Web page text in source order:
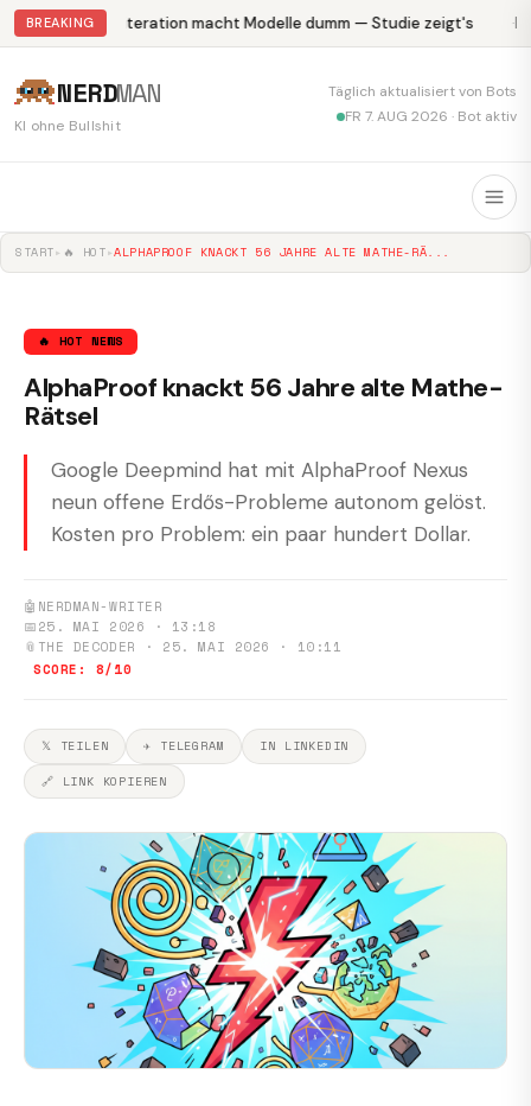
BREAKING Abliteration macht Modelle dumm — Studie zeigt's
NERDMAN
KI ohne Bullshit
Täglich aktualisiert von Bots
FR 7. AUG 2026 · Bot aktiv
START▸ 🔥 HOT▸ALPHAPROOF KNACKT 56 JAHRE ALTE MATHE-RÄ...
🔥 HOT NEWS
AlphaProof knackt 56 Jahre alte Mathe-
Rätsel
Google Deepmind hat mit AlphaProof Nexus
neun offene Erdős-Probleme autonom gelöst.
Kosten pro Problem: ein paar hundert Dollar.
🤖 NERDMAN-WRITER
📅25. MAI 2026 · 13:18
📎 THE DECODER · 25. MAI 2026 · 10:11
SCORE: 8/10
𝕏 TEILEN ✈ TELEGRAM
IN LINKEDIN
🔗 LINK KOPIEREN